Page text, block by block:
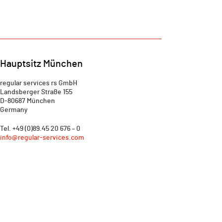
Hauptsitz München
regular services rs GmbH
Landsberger Straße 155
D-80687 München
Germany
Tel. +49 (0)89.45 20 676 – 0
info@regular-services.com